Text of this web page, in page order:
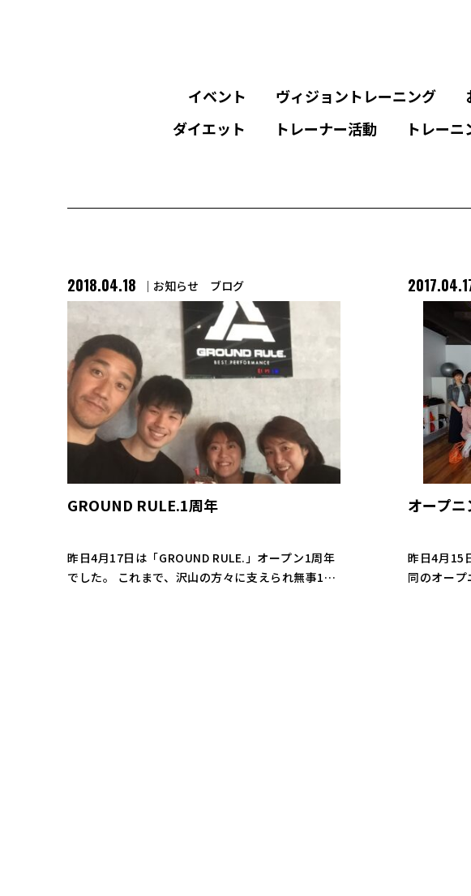
イベント ヴィジョントレーニング
ダイエット
トレーナー活動 トレーニ
2018.04.18 お知らせ ブログ
GROUND RULE.1周年
昨日4月17日は「GROUND RULE.」オープン1周年
でした。 これまで、沢山の方々に支えられ無事1周
オープニ
昨日4月15
同のオー